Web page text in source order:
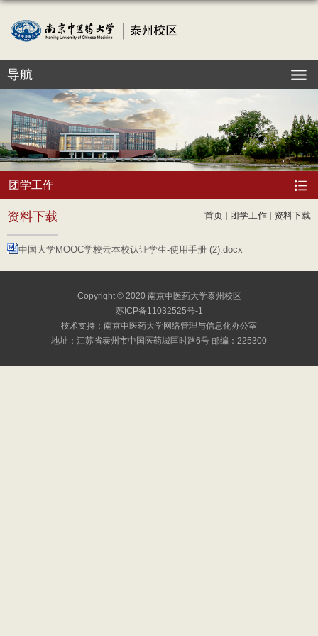
导航
团学工作
首页 团学工作 资料下载
资料下载
中国大学MOOC学校云本校认证学生-使用手册 (2).docx
Copyright © 2020 南京中医药大学泰州校区
苏ICP备11032525号-1
技术支持：南京中医药大学网络管理与信息化办公室
地址：江苏省泰州市中国医药城匡时路6号 邮编：225300